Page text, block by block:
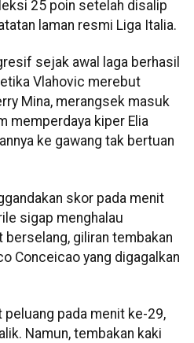
25 poin setelah disalip
laman resmi Liga Italia.
sejak awal laga berhasil
Vlahovic merebut
Mina, merangsek masuk
memperdaya kiper Elia
ke gawang tak bertuan
skor pada menit
sigap menghalau
berselang, giliran tembakan
Conceicao yang digagalkan
pada menit ke-29,
Namun, tembakan kaki